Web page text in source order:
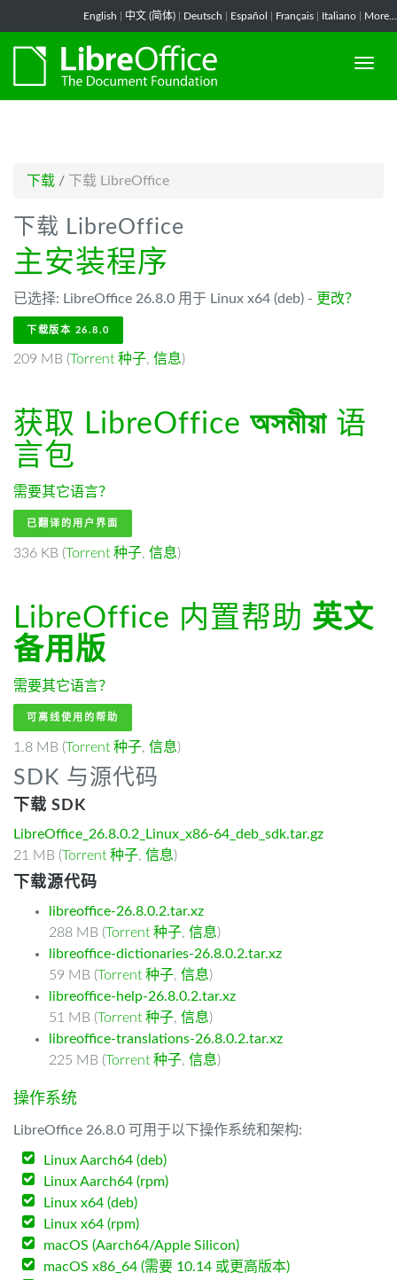
English 中文 (简体) Deutsch Español Français Italiano More...
下载 / 下载 LibreOffice
下载 LibreOffice
主安装程序
已选择: LibreOffice 26.8.0 用于 Linux x64 (deb) - 更改？
下载版本 26.8.0
209 MB (Torrent 种子, 信息)
获取 LibreOffice অসমীয়া 语
言包
需要其它语言？
已翻译的用户界面
336 KB (Torrent 种子, 信息)
LibreOffice 内置帮助 英文
备用版
需要其它语言？
可离线使用的帮助
1.8 MB (Torrent 种子, 信息)
SDK 与源代码
下载 SDK
LibreOffice_26.8.0.2_Linux_x86-64_deb_sdk.tar.gz
21 MB (Torrent 种子, 信息)
下载源代码
libreoffice-26.8.0.2.tar.xz
288 MB (Torrent 种子, 信息)
libreoffice-dictionaries-26.8.0.2.tar.xz
59 MB (Torrent 种子, 信息)
libreoffice-help-26.8.0.2.tar.xz
51 MB (Torrent 种子, 信息)
libreoffice-translations-26.8.0.2.tar.xz
225 MB (Torrent 种子, 信息)
操作系统
LibreOffice 26.8.0 可用于以下操作系统和架构:
Linux Aarch64 (deb)
Linux Aarch64 (rpm)
Linux x64 (deb)
Linux x64 (rpm)
macOS (Aarch64/Apple Silicon)
macOS x86_64 (需要 10.14 或更高版本)